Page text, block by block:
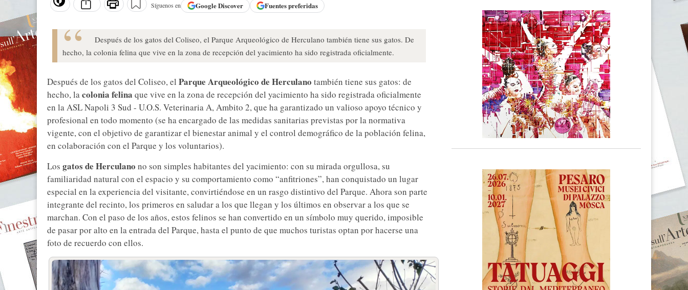
Síguenos en GoogleDiscover Fuentes preferidas
Después de los gatos del Coliseo, el Parque Arqueológico de Herculano también tiene sus gatos. De
hecho, la colonia felina que vive en la zona de recepción del yacimiento ha sido registrada oficialmente.
Después de los gatos del Coliseo, el Parque Arqueológico de Herculano también tiene sus gatos: de
hecho, lacolonia felina que vive en la zona de recepción del yacimiento ha sido registrada oficialmente
en la ASL Napoli 3 Sud - U.O.S. Veterinaria A, Ambito 2, que ha garantizado un valioso apoyo técnico y
profesional en todo momento (se ha encargado de las medidas sanitarias previstas por la normativa
vigente, con el objetivo de garantizar el bienestar animal y el control demográfico de la población felina,
en colaboración con el Parque y los voluntarios).
Los gatos de Herculano no son simples habitantes del yacimiento: con su mirada orgullosa, su
familiaridad natural con el espacio y su comportamiento como “anfitriones”, han conquistado un lugar
especial en la experiencia del visitante, convirtiéndose en un rasgo distintivo del Parque. Ahora son parte
integrante del recinto, los primeros en saludar a los que llegan y los últimos en observar a los que se
marchan. Con el paso de los años, estos felinos se han convertido en un símbolo muy querido, imposible
de pasar por alto en la entrada del Parque, hasta el punto de que muchos turistas optan por hacerse una
foto de recuerdo con ellos.